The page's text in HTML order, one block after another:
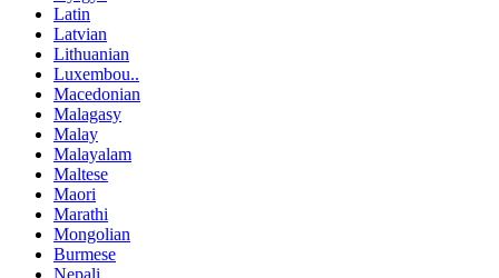
Latin
Latvian
Lithuanian
Luxembou..
Macedonian
Malagasy
Malay
Malayalam
Maltese
Maori
Marathi
Mongolian
Burmese
Nepali